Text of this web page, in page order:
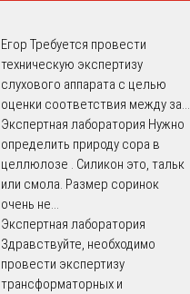
Егор Требуется провести
техническую экспертизу
слухового аппарата с целью
оценки соответствия между за...
Экспертная лаборатория Нужно
определить природу сора в
целлюлозе . Силикон это, тальк
или смола. Размер соринок
очень не...
Экспертная лаборатория
Здравствуйте, необходимо
провести экспертизу
трансформаторных и